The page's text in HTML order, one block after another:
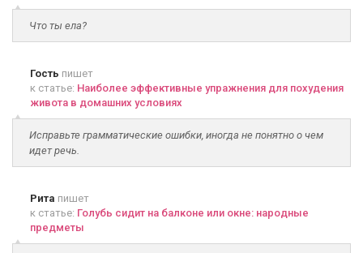
Что ты ела?
Гость пишет
к статье: Наиболее эффективные упражнения для похудения
живота в домашних условиях
Исправьте грамматические ошибки, иногда не понятно о чем
идет речь.
Рита пишет
к статье: Голубь сидит на балконе или окне: народные
предметы